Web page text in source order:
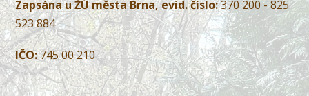
Zapsána u ŽÚ města Brna, evid. číslo:370 200 - 825
523 884
IČO:745 00 210